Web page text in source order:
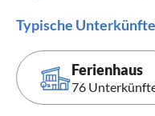
Typische
Ferienhaus
76